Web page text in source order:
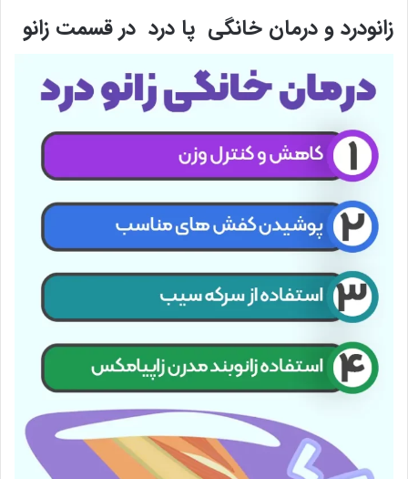
زانودرد و درمان خانگی پا درد در قسمت زانو